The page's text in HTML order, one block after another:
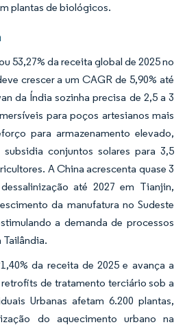
plantas de biológicos.
53,27% da receita global de 2025 no
crescer a um CAGR de 5,90% até
da Índia sozinha precisa de 2,5 a 3
para poços artesianos mais
para armazenamento elevado,
subsidia conjuntos solares para 3,5
A China acrescenta quase 3
até 2027 em Tianjin,
da manufatura no Sudeste
a demanda de processos
Tailândia.
da receita de 2025 e avança a
de tratamento terciário sob a
Urbanas afetam 6.200 plantas,
do aquecimento urbano na